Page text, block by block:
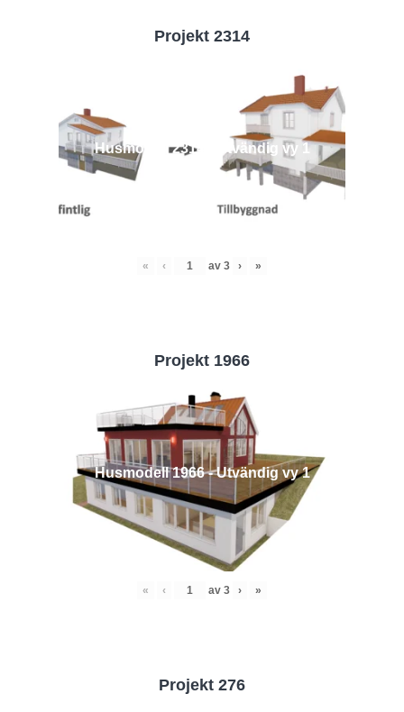
Projekt 2314
Husmodell 2314 - Utvändig vy 1
« ‹ av 3 › »
Projekt 1966
Husmodell 1966 - Utvändig vy 1
« ‹ av 3 › »
Projekt 276